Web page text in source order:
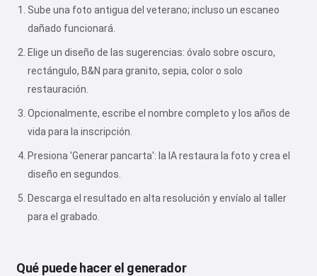
Sube una foto antigua del veterano; incluso un escaneo
dañado funcionará.
Elige un diseño de las sugerencias: óvalo sobre oscuro,
rectángulo, B&N para granito, sepia, color o solo
restauración.
Opcionalmente, escribe el nombre completo y los años de
vida para la inscripción.
Presiona 'Generar pancarta': la IA restaura la foto y crea el
diseño en segundos.
Descarga el resultado en alta resolución y envíalo al taller
para el grabado.
Qué puede hacer el generador